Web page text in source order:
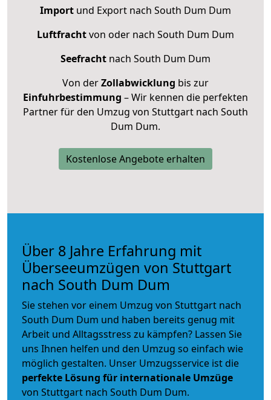
Import und Export nach South Dum Dum
Luftfrachtvon oder nach South Dum Dum
Seefracht nach South Dum Dum
Von derZollabwicklung bis zur
Einfuhrbestimmung – Wir kennen die perfekten
Partner für den Umzug von Stuttgart nach South
Dum Dum.
Kostenlose Angebote erhalten
Über 8 Jahre Erfahrung mit
Überseeumzügen von Stuttgart
nach South Dum Dum
Sie stehen vor einem Umzug von Stuttgart nach
South Dum Dum und haben bereits genug mit
Arbeit und Alltagsstress zu kämpfen? Lassen Sie
uns Ihnen helfen und den Umzug so einfach wie
möglich gestalten. Unser Umzugsservice ist die
perfekte Lösung für internationale Umzüge
von Stuttgart nach South Dum Dum.